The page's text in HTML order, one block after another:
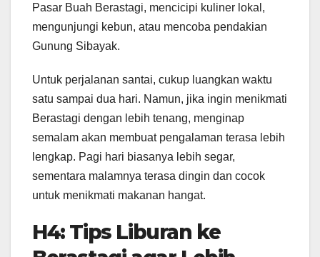
Pasar Buah Berastagi, mencicipi kuliner lokal,
mengunjungi kebun, atau mencoba pendakian
Gunung Sibayak.
Untuk perjalanan santai, cukup luangkan waktu
satu sampai dua hari. Namun, jika ingin menikmati
Berastagi dengan lebih tenang, menginap
semalam akan membuat pengalaman terasa lebih
lengkap. Pagi hari biasanya lebih segar,
sementara malamnya terasa dingin dan cocok
untuk menikmati makanan hangat.
H4: Tips Liburan ke